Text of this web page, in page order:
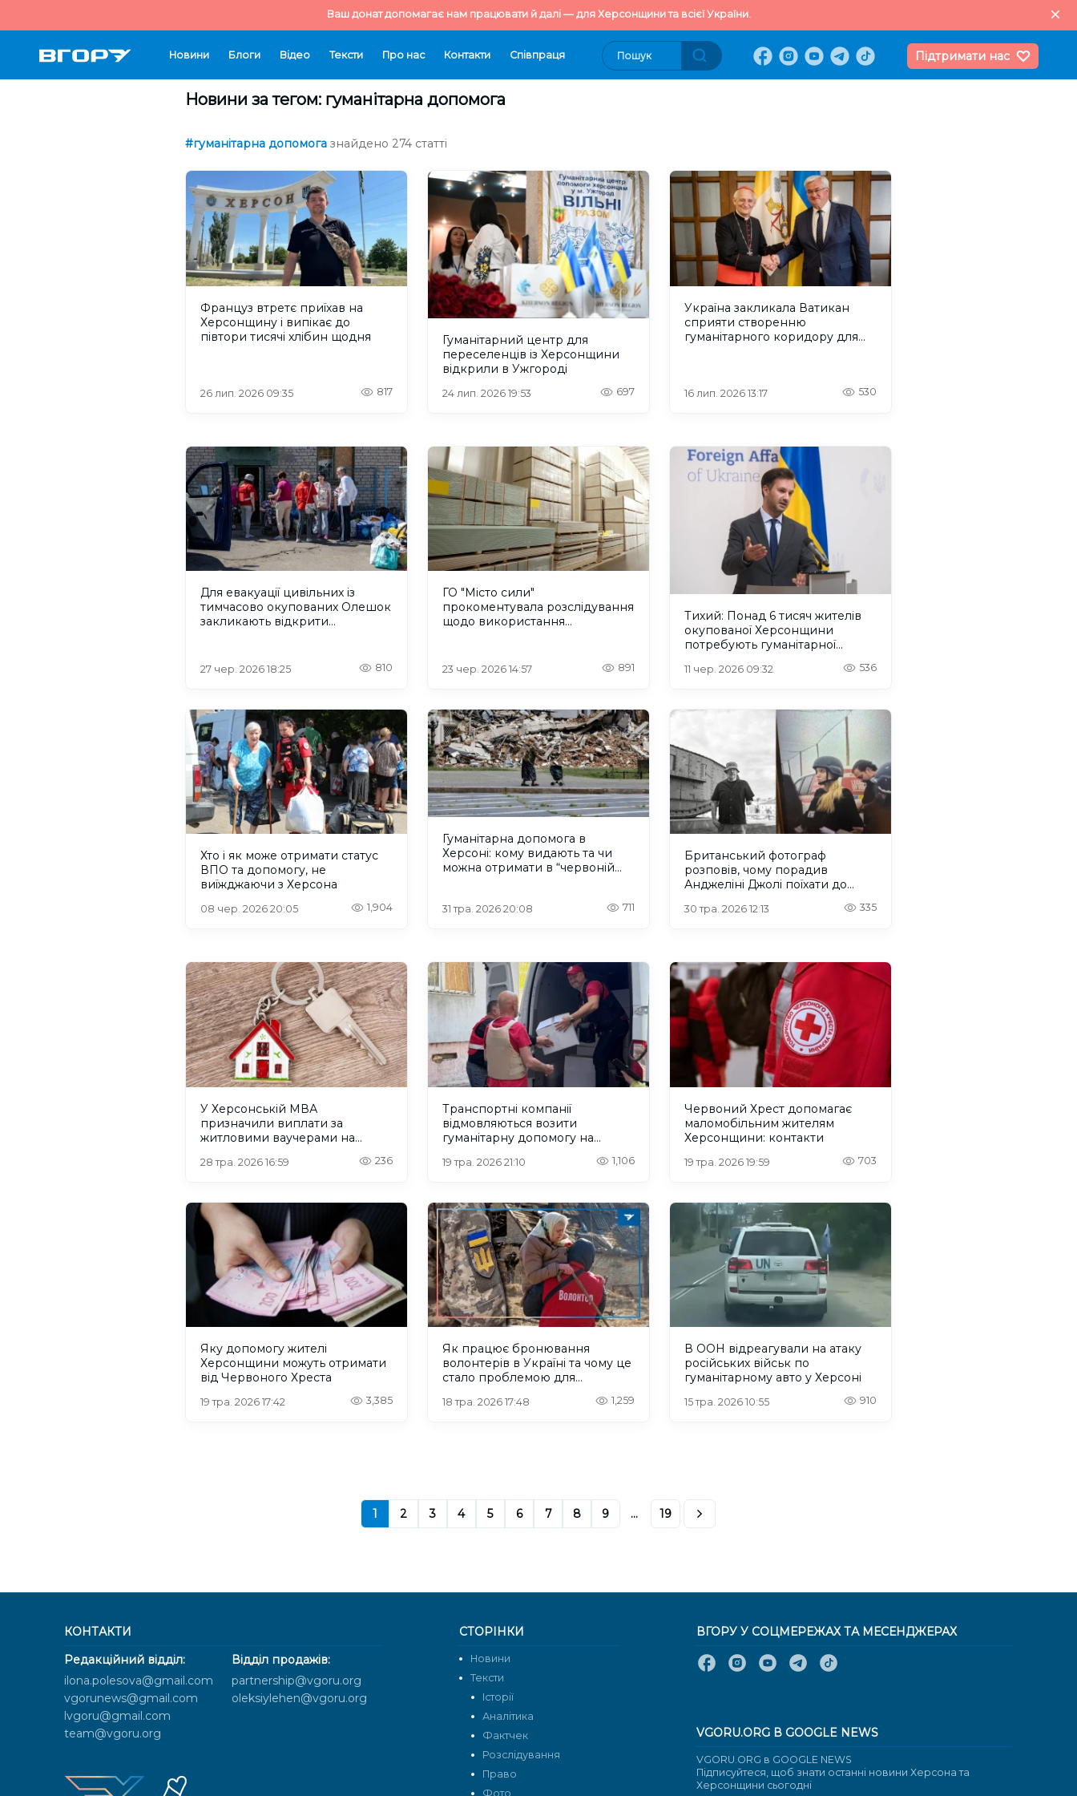
Ваш донат допомагає нам працювати й далі — для Херсонщини та всієї України.
Новини Блоги Відео Тексти Про нас Контакти Cпівпраця Підтримати нас
Новини за тегом: гуманітарна допомога
#гуманітарна допомога знайдено 274 статті
Француз втретє приїхав на
Херсонщину і випікає до
півтори тисячі хлібин щодня
26 лип. 2026 09:35 817
Гуманітарний центр для
переселенців із Херсонщини
відкрили в Ужгороді
24 лип. 2026 19:53 697
Україна закликала Ватикан
сприяти створенню
гуманітарного коридору для
16 лип. 2026 13:17 530
Для евакуації цивільних із
тимчасово окупованих Олешок
закликають відкрити
27 чер. 2026 18:25 810
ГО "Місто сили"
прокоментувала розслідування
щодо використання
23 чер. 2026 14:57 891
Тихий: Понад 6 тисяч жителів
окупованої Херсонщини
потребують гуманітарної
11 чер. 2026 09:32 536
Хто і як може отримати статус
ВПО та допомогу, не
виїжджаючи з Херсона
08 чер. 2026 20:05 1,904
Гуманітарна допомога в
Херсоні: кому видають та чи
можна отримати в “червоній
31 тра. 2026 20:08 711
Британський фотограф
розповів, чому порадив
Анджеліні Джолі поїхати до
30 тра. 2026 12:13 335
У Херсонській МВА
призначили виплати за
житловими ваучерами на
28 тра. 2026 16:59 236
Транспортні компанії
відмовляються возити
гуманітарну допомогу на
Червоний Хрест?
19 тра. 2026 21:10 1,106
Червоний Хрест допомагає
маломобільним жителям
Херсонщини: контакти
19 тра. 2026 19:59 703
Яку допомогу жителі
Херсонщини можуть отримати
від Червоного Хреста
19 тра. 2026 17:42 3,385
Як працює бронювання
волонтерів в Україні та чому це
стало проблемою для
18 тра. 2026 17:48 1,259
В ООН відреагували на атаку
російських військ по
гуманітарному авто у Херсоні
15 тра. 2026 10:55 910
1 2 3 4 5 6 7 8 9 ... 19
КОНТАКТИ
Редакційний відділ:
ilona.polesova@gmail.com
vgorunews@gmail.com
lvgoru@gmail.com
team@vgoru.org
Відділ продажів:
partnership@vgoru.org
oleksiylehen@vgoru.org
СТОРІНКИ
Новини
Тексти
Історії
Аналітика
Фактчек
Розслідування
Право
Фото
ВГОРУ У СОЦМЕРЕЖАХ ТА МЕСЕНДЖЕРАХ
VGORU.ORG В GOOGLE NEWS
VGORU.ORG в GOOGLE NEWS
Підписуйтеся, щоб знати останні новини Херсона та
Херсонщини сьогодні